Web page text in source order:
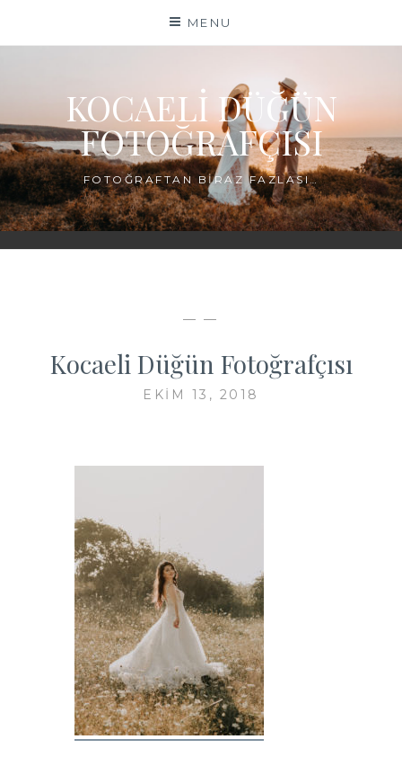
MENU
KOCAELI DÜĞÜN
FOTOĞRAFÇISI
FOTOĞRAFTAN BIRAZ FAZLASI…
— —
Kocaeli Düğün Fotoğrafçısı
EKIM 13, 2018